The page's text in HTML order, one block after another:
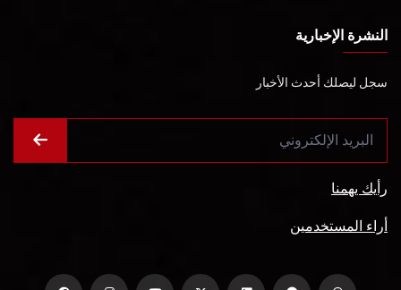
النشرة الإخبارية
سجل ليصلك أحدث الأخبار
رأيك يهمنا
أراء المستخدمين